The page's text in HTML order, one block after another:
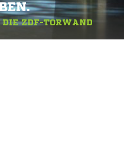
ZDF-TORWAND